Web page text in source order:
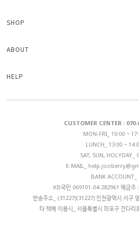
SHOP
ABOUT
HELP
CUSTOMER CENTER : 070-
MON-FRI_ 10:00 ~
LUNCH_ 13:00 ~
SAT, SUN, HOLYDAY_
E-MAIL_
BANK ACCOUNT_
KB국민 069101-04-282961 예금주
반송주소_ (31227)(31227) 인천광역시 서구
타 택배 이용시_ 서울특별시 마포구 잔다리